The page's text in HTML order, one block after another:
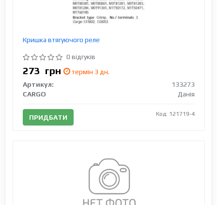
Кришка втягуючого реле
0 відгуків
273 грн
термін 3 дн.
Артикул:
133273
CARGO
Данія
ПРИДБАТИ Код: 121719-4